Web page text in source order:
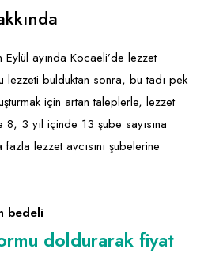
Mağaza
ve Tercüme
Eylül ayında Kocaeli’de lezzet
lezzeti bulduktan sonra, bu tadı pek
için artan taleplerle, lezzet
8, 3 yıl içinde 13 şube sayısına
lezzet avcısını şubelerine
bedeli
doldurarak fiyat